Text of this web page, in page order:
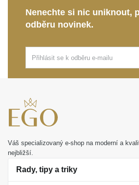
Nenechte si nic uniknout,
odběru novinek.
Váš specializovaný e-shop na moderní a
nejbližší.
Rady, tipy a triky